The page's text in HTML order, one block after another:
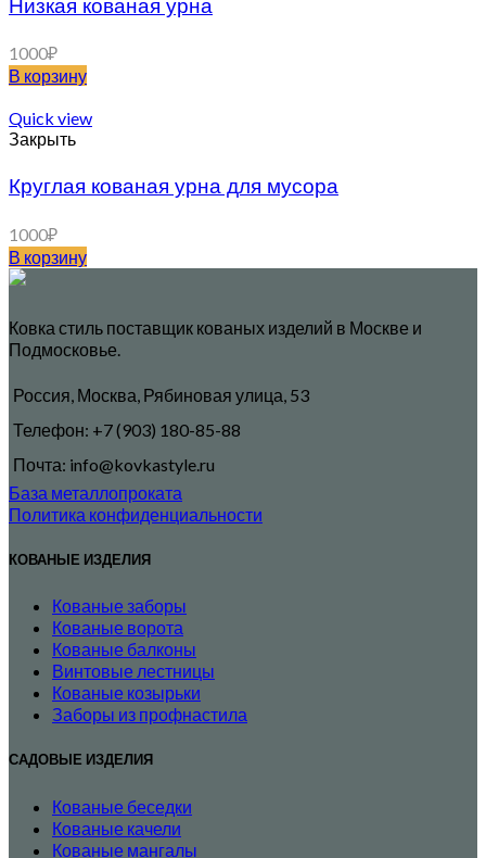
1000₽
В корзину
Quick view
Закрыть
Круглая кованая урна для мусора
1000₽
В корзину
Ковка стиль поставщик кованых изделий в Москве и
Подмосковье.
Россия, Москва, Рябиновая улица, 53
Телефон: +7 (903) 180-85-88
Почта: info@kovkastyle.ru
База металлопроката
Политика конфиденциальности
КОВАНЫЕ ИЗДЕЛИЯ
Кованые заборы
Кованые ворота
Кованые балконы
Винтовые лестницы
Кованые козырьки
Заборы из профнастила
САДОВЫЕ ИЗДЕЛИЯ
Кованые беседки
Кованые качели
Кованые мангалы